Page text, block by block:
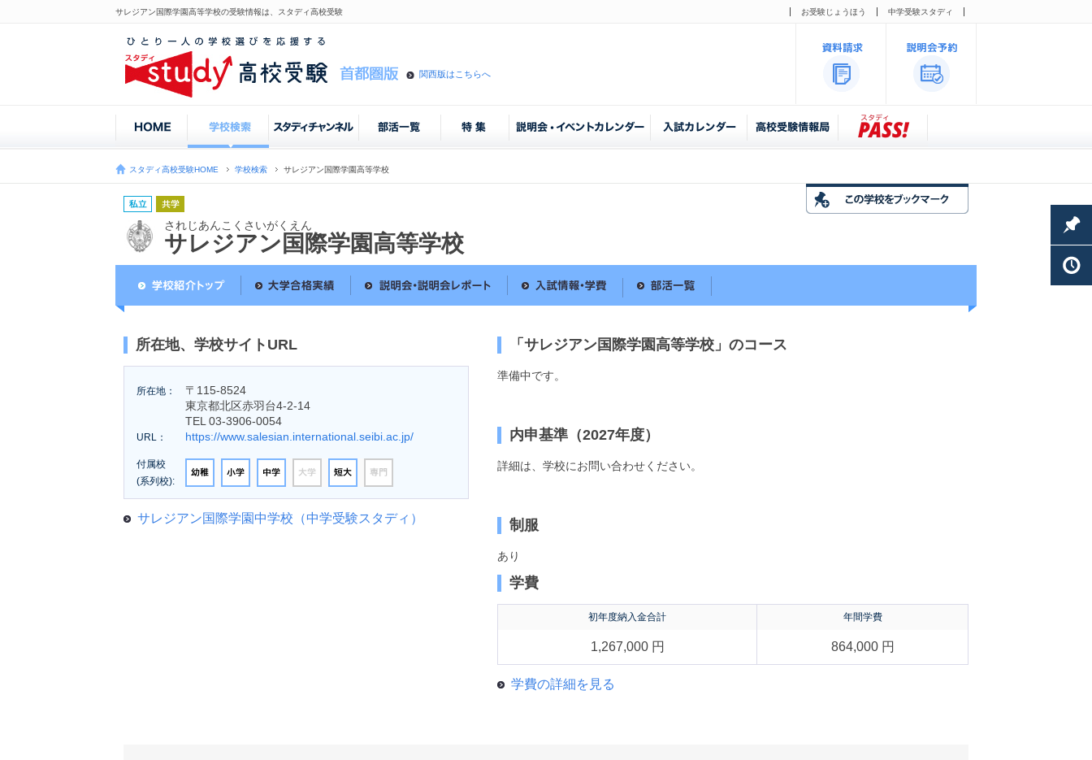
サレジアン国際学園高等学校の受験情報は、スタディ高校受験 お受験じょうほう 中学受験スタディ
関西版はこちらへ
スタディ高校受験HOME 学校検索 サレジアン国際学園高等学校
されじあんこくさいがくえん
サレジアン国際学園高等学校
所在地、学校サイトURL
所在地：
〒115-8524
東京都北区赤羽台4-2-14
TEL 03-3906-0054
URL： https://www.salesian.international.seibi.ac.jp/
付属校
(系列校):
サレジアン国際学園中学校（中学受験スタディ）
「サレジアン国際学園高等学校」のコース
準備中です。
内申基準（2027年度）
詳細は、学校にお問い合わせください。
制服
あり
学費
初年度納入金合計 年間学費
1,267,000 円 864,000 円
学費の詳細を見る